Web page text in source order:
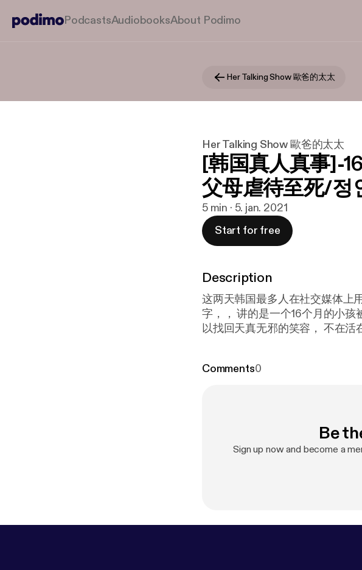
PodcastsAudiobooksAbout Podimo
Her Talking Show 歐爸的太太
Her Talking Show 歐爸的太太
[韩国真人真事]-
父母虐待至死/정
5 min · 5. jan. 2021
Start for free
Description
这两天韩国最多人在社交媒体上用的hashtag就是 #정인
字，， 讲的是一个16个月的小孩被养父养母虐待至死的事件 希望小小天使回到天上可
以找回天真无邪的笑容， 不在活在害怕恐惧中。 这个世界没能好好保护你珍惜你 希望
Comments0
Be
Sign up now and become a